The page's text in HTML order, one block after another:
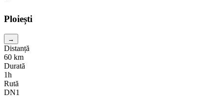
Ploiești
→
Distanță
60 km
Durată
1h
Rută
DN1